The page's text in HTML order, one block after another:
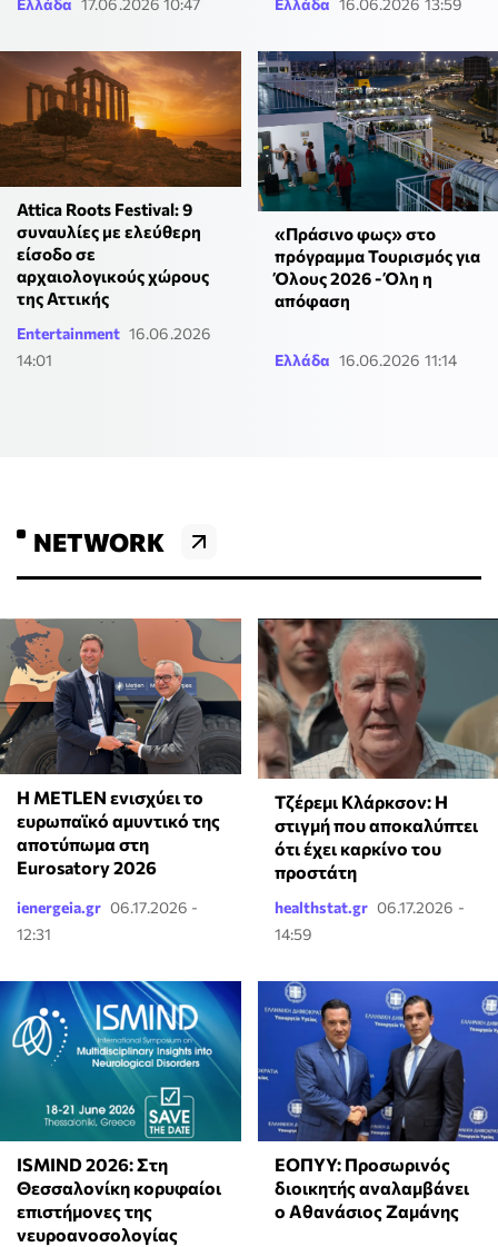
Ελλάδα 17.06.2026 10:47 Ελλάδα 16.06.2026 13:59
Attica Roots Festival: 9
συναυλίες με ελεύθερη
είσοδο σε
αρχαιολογικούς χώρους
της Αττικής
Entertainment 16.06.2026
14:01
«Πράσινο φως» στο
πρόγραμμα Τουρισμός για
Όλους 2026 - Όλη η
απόφαση
Ελλάδα 16.06.2026 11:14
NETWORK
Η METLEN ενισχύει το
ευρωπαϊκό αμυντικό της
αποτύπωμα στη
Eurosatory 2026
ienergeia.gr 06.17.2026 -
12:31
Τζέρεμι Κλάρκσον: Η
στιγμή που αποκαλύπτει
ότι έχει καρκίνο του
προστάτη
healthstat.gr 06.17.2026 -
14:59
ISMIND 2026: Στη
Θεσσαλονίκη κορυφαίοι
επιστήμονες της
νευροανοσολογίας
ΕΟΠΥΥ: Προσωρινός
διοικητής αναλαμβάνει
ο Αθανάσιος Ζαμάνης